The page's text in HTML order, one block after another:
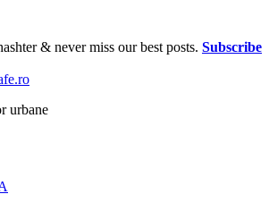
& never miss our best posts. Subscribe
urbane